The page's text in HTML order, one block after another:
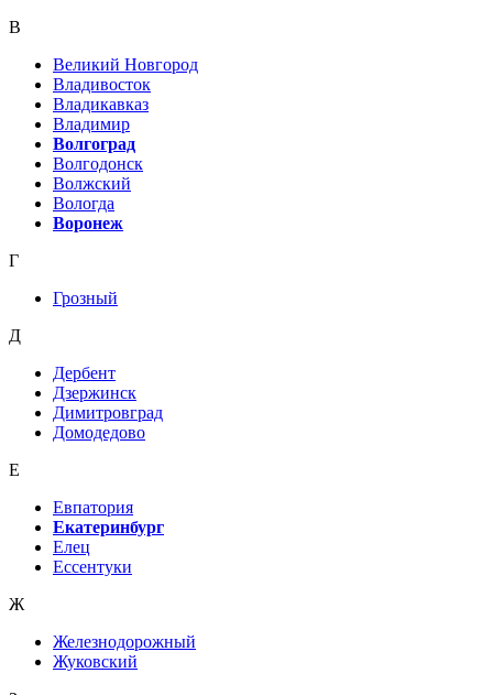
В
Великий Новгород
Владивосток
Владикавказ
Владимир
Волгоград
Волгодонск
Волжский
Вологда
Воронеж
Г
Грозный
Д
Дербент
Дзержинск
Димитровград
Домодедово
Е
Евпатория
Екатеринбург
Елец
Ессентуки
Ж
Железнодорожный
Жуковский